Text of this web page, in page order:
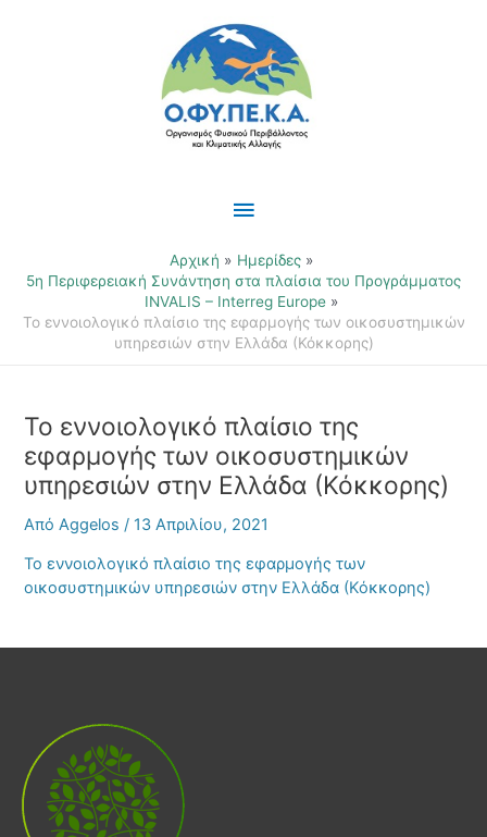
Κύριο
Μενού
Αρχική
Ημερίδες
5η Περιφερειακή Συνάντηση στα πλαίσια του Προγράμματος
INVALIS – Interreg Europe
Το εννοιολογικό πλαίσιο της εφαρμογής των οικοσυστημικών
υπηρεσιών στην Ελλάδα (Κόκκορης)
Το εννοιολογικό πλαίσιο της
εφαρμογής των οικοσυστημικών
υπηρεσιών στην Ελλάδα (Κόκκορης)
ΑπόAggelos/13 Απριλίου, 2021
Το εννοιολογικό πλαίσιο της εφαρμογής των
οικοσυστημικών υπηρεσιών στην Ελλάδα (Κόκκορης)